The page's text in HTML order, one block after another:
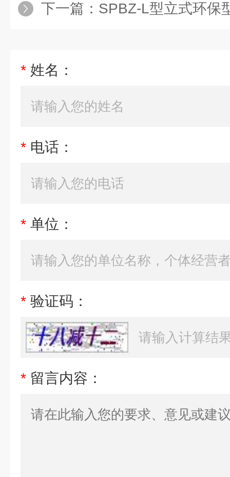
下一篇： SPBZ-L型立式环保型
* 姓名：
* 电话：
* 单位：
* 验证码：
* 留言内容：